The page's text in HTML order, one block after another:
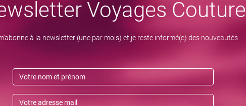
Voyages Couture
à la newsletter (une par mois) et je reste informé(e) des nouveautés